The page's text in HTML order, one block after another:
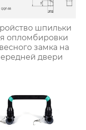
шпильки
опломбировки
замка на
двери